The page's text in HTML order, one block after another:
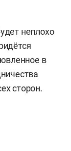
неплохо
в
сторон.